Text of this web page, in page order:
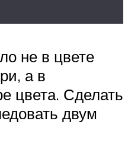
не в цвете
а в
цвета. Сделать
двум